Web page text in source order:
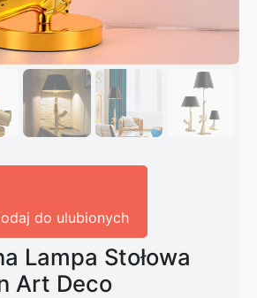
do ulubionych
Lampa Stołowa
Art Deco